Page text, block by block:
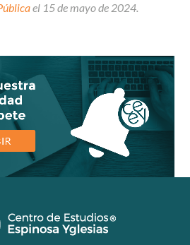
el 15 de mayo de 2024.